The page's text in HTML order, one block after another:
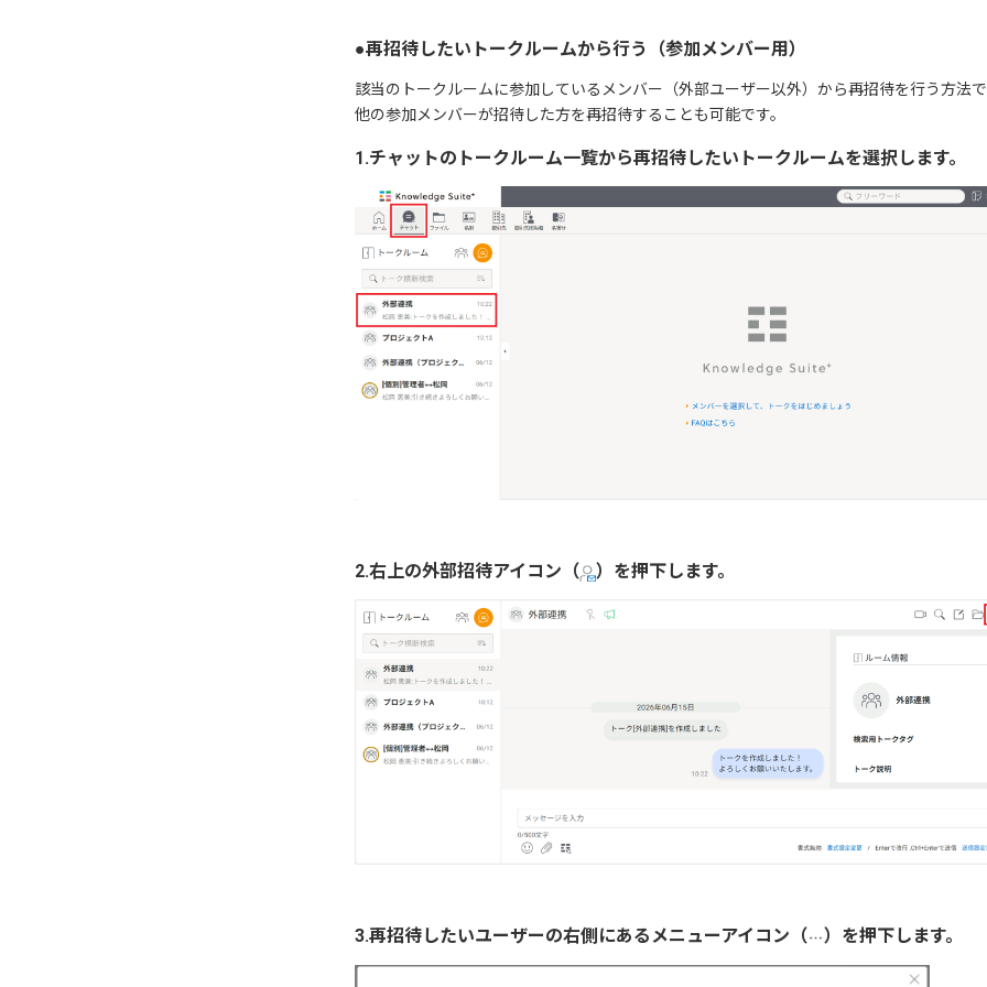
●再招待したいトークルームから行う（参加メンバー用）
該当のトークルームに参加しているメンバー（外部ユーザー以外）から再招待を行う方法
他の参加メンバーが招待した方を再招待することも可能です。
1.チャットのトークルーム一覧から再招待したいトークルームを選択します。
2.右上の外部招待アイコン（ ）を押下します。
3.再招待したいユーザーの右側にあるメニューアイコン（ ）を押下します。